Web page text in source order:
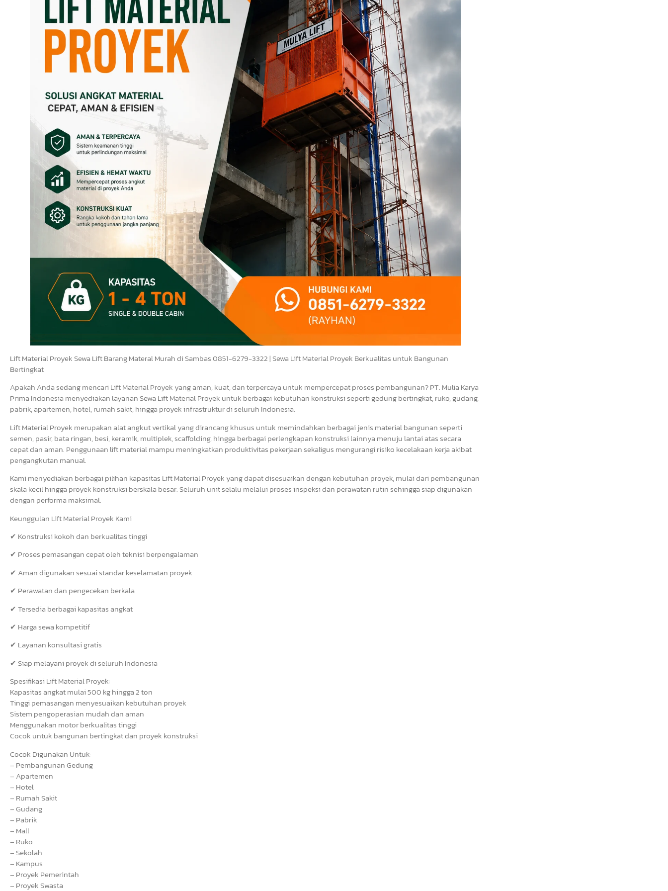
Lift Material Proyek Sewa Lift Barang Materal Murah di Sambas 0851-6279-3322 | Sewa Lift Material Proyek Berkualitas untuk Bangunan
Bertingkat
Apakah Anda sedang mencari Lift Material Proyek yang aman, kuat, dan terpercaya untuk mempercepat proses pembangunan? PT. Mulia Karya
Prima Indonesia menyediakan layanan Sewa Lift Material Proyek untuk berbagai kebutuhan konstruksi seperti gedung bertingkat, ruko, gudang,
pabrik, apartemen, hotel, rumah sakit, hingga proyek infrastruktur di seluruh Indonesia.
Lift Material Proyek merupakan alat angkut vertikal yang dirancang khusus untuk memindahkan berbagai jenis material bangunan seperti
semen, pasir, bata ringan, besi, keramik, multiplek, scaffolding, hingga berbagai perlengkapan konstruksi lainnya menuju lantai atas secara
cepat dan aman. Penggunaan lift material mampu meningkatkan produktivitas pekerjaan sekaligus mengurangi risiko kecelakaan kerja akibat
pengangkutan manual.
Kami menyediakan berbagai pilihan kapasitas Lift Material Proyek yang dapat disesuaikan dengan kebutuhan proyek, mulai dari pembangunan
skala kecil hingga proyek konstruksi berskala besar. Seluruh unit selalu melalui proses inspeksi dan perawatan rutin sehingga siap digunakan
dengan performa maksimal.
Keunggulan Lift Material Proyek Kami
✔ Konstruksi kokoh dan berkualitas tinggi
✔ Proses pemasangan cepat oleh teknisi berpengalaman
✔ Aman digunakan sesuai standar keselamatan proyek
✔ Perawatan dan pengecekan berkala
✔ Tersedia berbagai kapasitas angkat
✔ Harga sewa kompetitif
✔ Layanan konsultasi gratis
✔ Siap melayani proyek di seluruh Indonesia
Spesifikasi Lift Material Proyek:
Kapasitas angkat mulai 500 kg hingga 2 ton
Tinggi pemasangan menyesuaikan kebutuhan proyek
Sistem pengoperasian mudah dan aman
Menggunakan motor berkualitas tinggi
Cocok untuk bangunan bertingkat dan proyek konstruksi
Cocok Digunakan Untuk:
– Pembangunan Gedung
– Apartemen
– Hotel
– Rumah Sakit
– Gudang
– Pabrik
– Mall
– Ruko
– Sekolah
– Kampus
– Proyek Pemerintah
– Proyek Swasta